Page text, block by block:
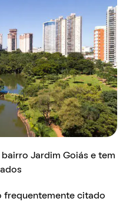
Jardim Goiás e tem
frequentemente citado